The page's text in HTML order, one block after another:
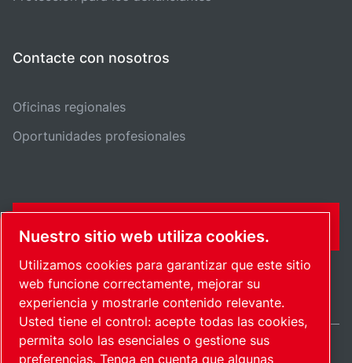
Contacte con nosotros
Oficinas regionales
Oportunidades profesionales
FORMULARIO DE CONTACTO
Nuestro sitio web utiliza cookies.
Utilizamos cookies para garantizar que este sitio
web funcione correctamente, mejorar su
experiencia y mostrarle contenido relevante.
Usted tiene el control: acepte todas las cookies,
permita solo las esenciales o gestione sus
preferencias. Tenga en cuenta que algunas